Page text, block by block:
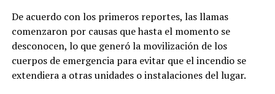
públicos.
De acuerdo con los primeros reportes, las llamas
comenzaron por causas que hasta el momento se
desconocen, lo que generó la movilización de los
cuerpos de emergencia para evitar que el incendio se
extendiera a otras unidades o instalaciones del lugar.